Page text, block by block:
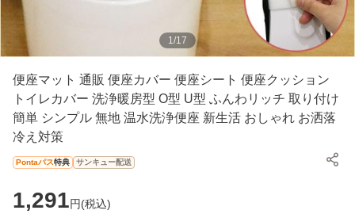
1/17
便座マット 通販 便座カバー 便座シート 便座クッション
トイレカバー 洗浄暖房型 O型 U型 ふんわリッチ 取り付け
簡単 シンプル 無地 温水洗浄便座 新生活 おしゃれ お洒落
冷え対策
Pontaパス特典 サンキュー配送
1,291円(税込)